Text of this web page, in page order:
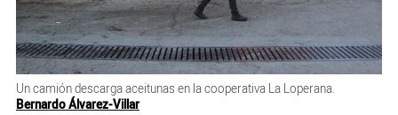
Un camión descarga aceitunas en la cooperativa La Loperana.
Bernardo Álvarez-Villar